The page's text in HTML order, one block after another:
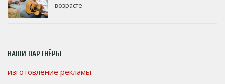
возрасте
НАШИ ПАРТНЁРЫ
изготовление рекламы.